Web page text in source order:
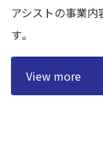
アシストの事業内
す。
View more